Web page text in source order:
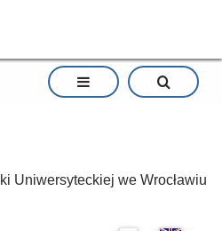
Uniwersyteckiej we Wrocławiu